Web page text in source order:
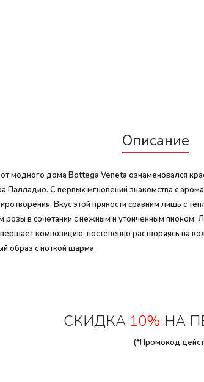
Описание
модного дома Bottega Veneta ознаменовался
Палладио. С первых мгновений знакомства с
Вкус этой пряности сравним лишь с
розы в сочетании с нежным и утонченным
композицию, постепенно растворяясь на
образ с ноткой шарма.
СКИДКА 10% НА
(*Промокод